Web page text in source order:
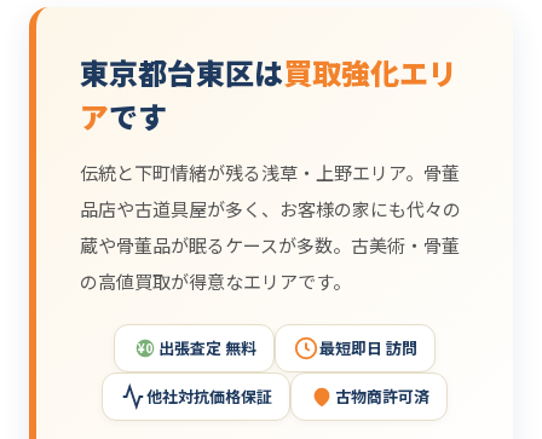
東京都台東区は買取強化エリ
アです
伝統と下町情緒が残る浅草・上野エリア。骨董
品店や古道具屋が多く、お客様の家にも代々の
蔵や骨董品が眠るケースが多数。古美術・骨董
の高値買取が得意なエリアです。
¥0 出張査定 無料 最短即日 訪問
他社対抗価格保証 古物商許可済